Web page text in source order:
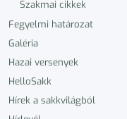
Szakmai cikkek
Fegyelmi határozat
Galéria
Hazai versenyek
HelloSakk
Hírek a sakkvilágból